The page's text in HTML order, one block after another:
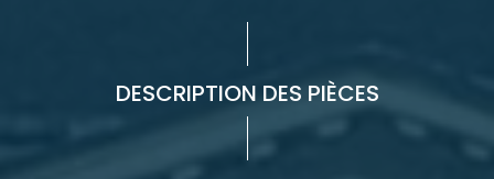
DESCRIPTION DES PIÈCES